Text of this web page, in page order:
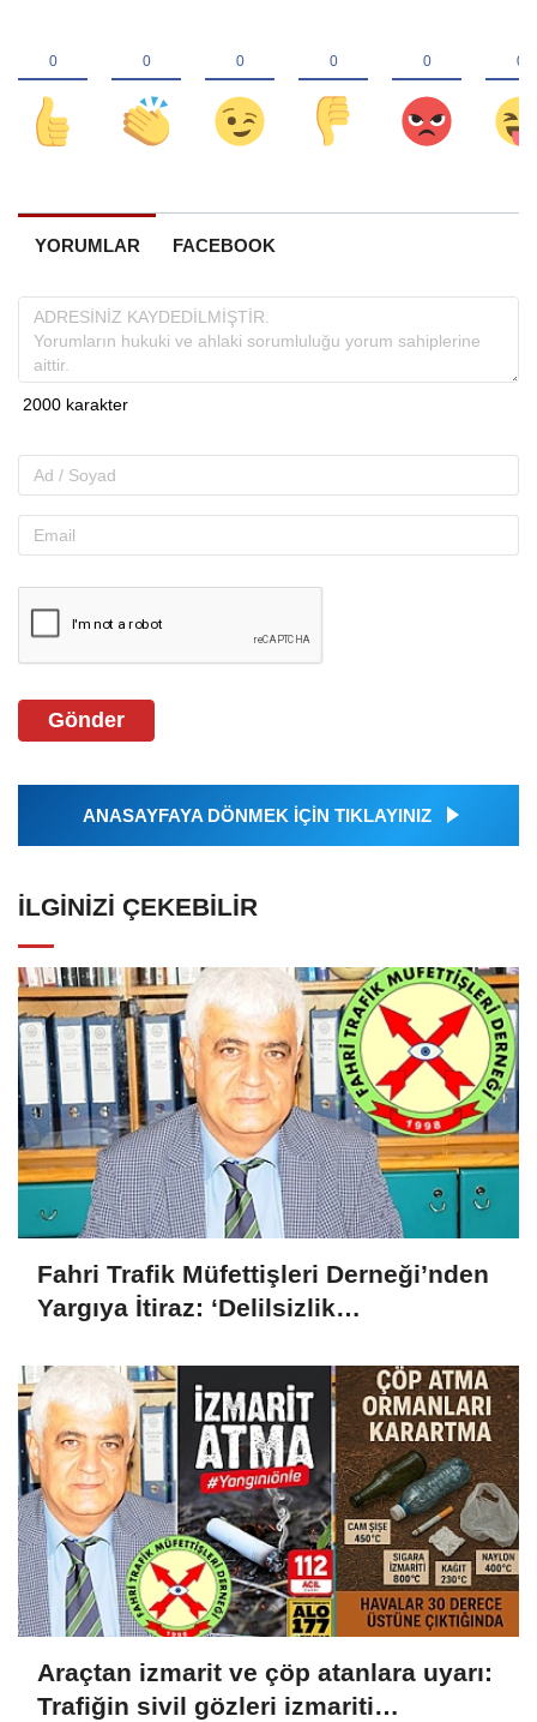
YORUMLAR FACEBOOK
Gönder
ANASAYFAYA DÖNMEK İÇİN TIKLAYINIZ
İLGINIZI ÇEKEBILIR
Fahri Trafik Müfettişleri Derneği’nden
Yargıya İtiraz: ‘Delilsizlik
Hukuksuzdur’
Araçtan izmarit ve çöp atanlara uyarı:
Trafiğin sivil gözleri izmariti